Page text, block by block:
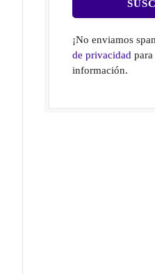
¡No enviamos
de privacidad
información.